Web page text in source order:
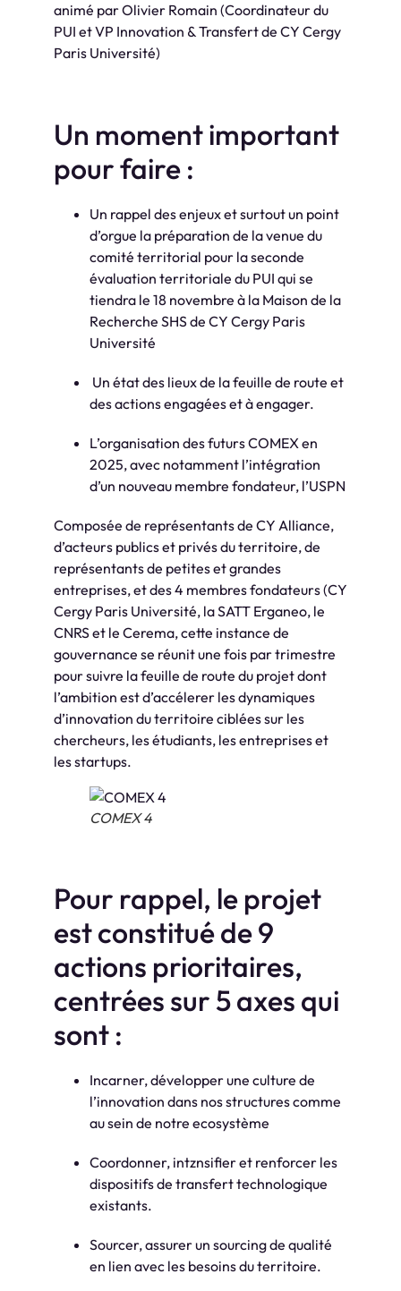
animé par Olivier Romain (Coordinateur du
PUI et VP Innovation & Transfert de CY Cergy
Paris Université)
Un moment important
pour faire :
Un rappel des enjeux et surtout un point
d’orgue la préparation de la venue du
comité territorial pour la seconde
évaluation territoriale du PUI qui se
tiendra le 18 novembre à la Maison de la
Recherche SHS de CY Cergy Paris
Université
Un état des lieux de la feuille de route et
des actions engagées et à engager.
L’organisation des futurs COMEX en
2025, avec notamment l’intégration
d’un nouveau membre fondateur, l’USPN
Composée de représentants de CY Alliance,
d’acteurs publics et privés du territoire, de
représentants de petites et grandes
entreprises, et des 4 membres fondateurs (CY
Cergy Paris Université, la SATT Erganeo, le
CNRS et le Cerema, cette instance de
gouvernance se réunit une fois par trimestre
pour suivre la feuille de route du projet dont
l’ambition est d’accélerer les dynamiques
d’innovation du territoire ciblées sur les
chercheurs, les étudiants, les entreprises et
les startups.
COMEX 4
Pour rappel, le projet
est constitué de 9
actions prioritaires,
centrées sur 5 axes qui
sont :
️Incarner, développer une culture de
l’innovation dans nos structures comme
au sein de notre ecosystème
Coordonner, intznsifier et renforcer les
dispositifs de transfert technologique
existants.
Sourcer, assurer un sourcing de qualité
en lien avec les besoins du territoire.